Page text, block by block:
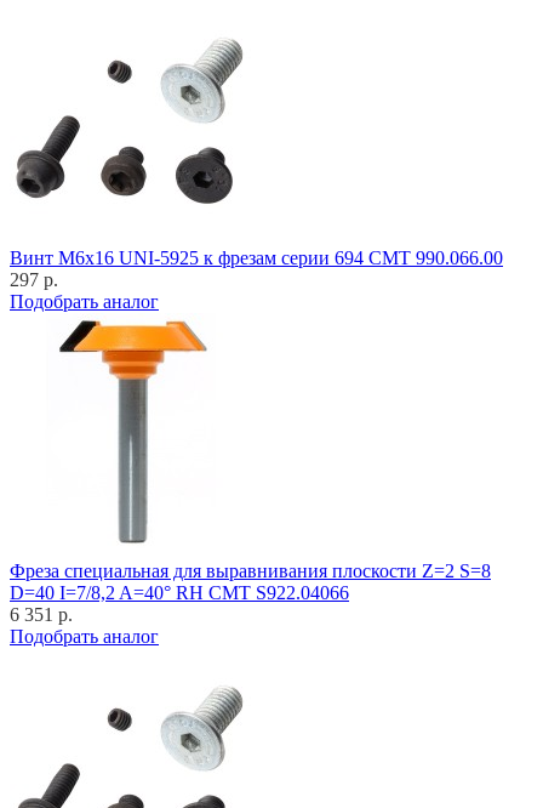
Винт M6x16 UNI-5925 к фрезам серии 694 CMT 990.066.00
297 р.
Подобрать аналог
Фреза специальная для выравнивания плоскости Z=2 S=8
D=40 I=7/8,2 A=40° RH CMT S922.04066
6 351 р.
Подобрать аналог